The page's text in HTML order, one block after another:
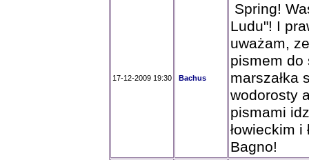
17-12-2009 19:30 Bachus
Spring!
Ludu"! I
uważam,
pismem do
marszałka
wodorosty
pismami
łowieckim i
Bagno!